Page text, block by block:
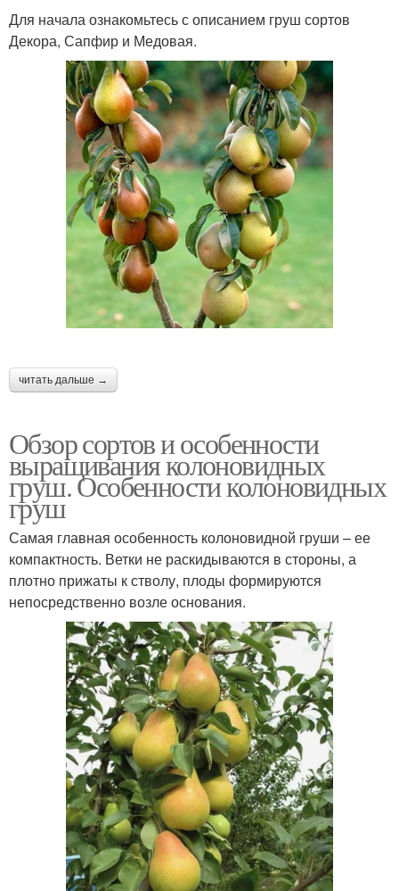
Для начала ознакомьтесь с описанием груш сортов
Декора, Сапфир и Медовая.
читать дальше →
Обзор сортов и особенности
выращивания колоновидных
груш. Особенности колоновидных
груш
Самая главная особенность колоновидной груши – ее
компактность. Ветки не раскидываются в стороны, а
плотно прижаты к стволу, плоды формируются
непосредственно возле основания.